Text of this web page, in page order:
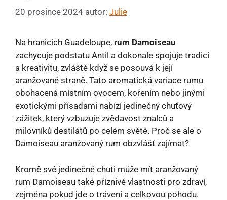
20 prosince 2024 autor: Julie
Na hranicích Guadeloupe, rum Damoiseau
zachycuje podstatu Antil a dokonale spojuje tradici
a kreativitu, zvláště když se posouvá k její
aranžované straně. Tato aromatická variace rumu
obohacená místním ovocem, kořením nebo jinými
exotickými přísadami nabízí jedinečný chuťový
zážitek, který vzbuzuje zvědavost znalců a
milovníků destilátů po celém světě. Proč se ale o
Damoiseau aranžovaný rum obzvlášť zajímat?
Kromě své jedinečné chuti může mít aranžovaný
rum Damoiseau také příznivé vlastnosti pro zdraví,
zejména pokud jde o trávení a celkovou pohodu.